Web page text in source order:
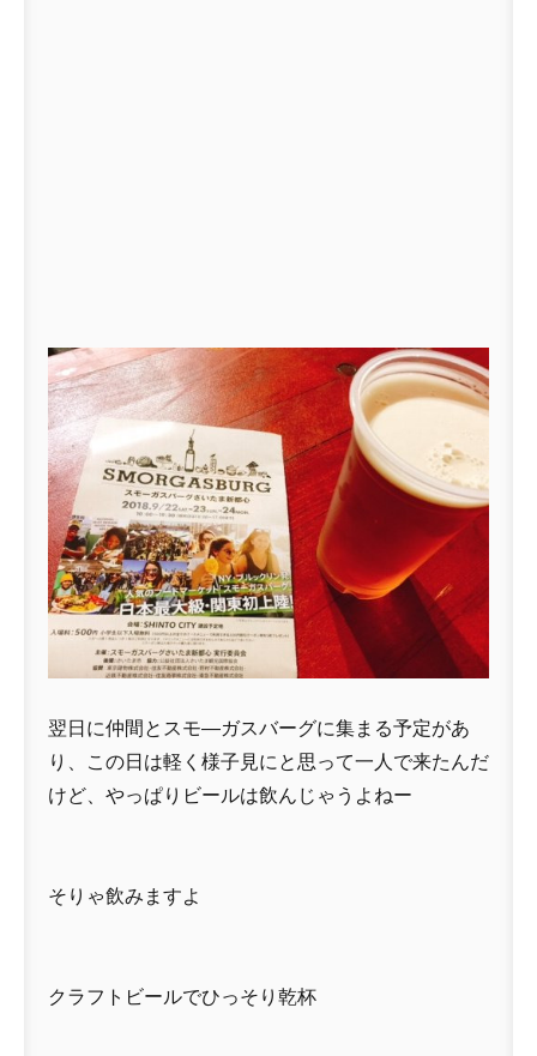
翌日に仲間とスモ―ガスバーグに集まる予定があ
り、この日は軽く様子見にと思って一人で来たんだ
けど、やっぱりビールは飲んじゃうよねー
そりゃ飲みますよ
クラフトビールでひっそり乾杯